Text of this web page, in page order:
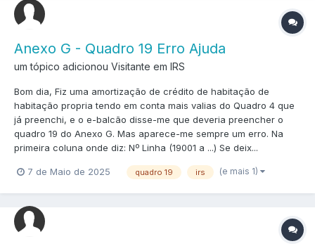
Anexo G - Quadro 19 Erro Ajuda
um tópico adicionou Visitante em IRS
Bom dia, Fiz uma amortização de crédito de habitação de
habitação propria tendo em conta mais valias do Quadro 4 que
já preenchi, e o e-balcão disse-me que deveria preencher o
quadro 19 do Anexo G. Mas aparece-me sempre um erro. Na
primeira coluna onde diz: Nº Linha (19001 a ...) Se deix...
7 de Maio de 2025 quadro 19 irs (e mais 1)